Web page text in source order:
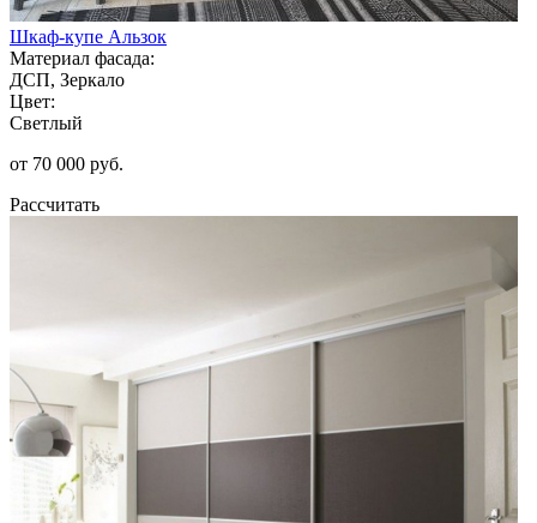
Шкаф-купе Альзок
Материал фасада:
ДСП, Зеркало
Цвет:
Светлый
от 70 000 руб.
Рассчитать